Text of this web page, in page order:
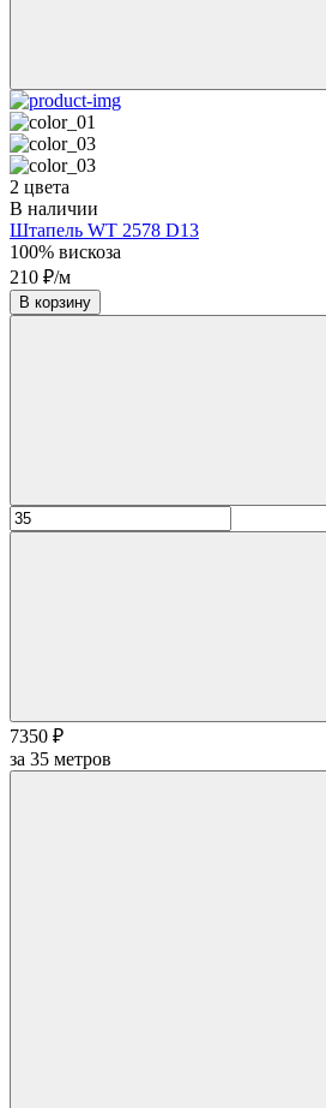
2 цвета
В наличии
Штапель WT 2578 D13
100% вискоза
210 ₽/м
В корзину
7350 ₽
за 35 метров